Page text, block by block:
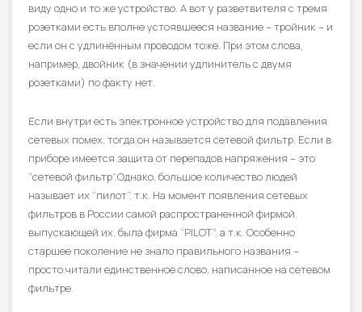
виду одно и то же устройство. А вот у разветвителя с тремя
розетками есть вполне устоявшееся название – тройник – и
если он с удлинённым проводом тоже. При этом слова,
например, двойник (в значении удлинитель с двумя
розетками) по факту нет.
Если внутри есть электронное устройство для подавления
сетевых помех, тогда он называется сетевой фильтр. Если в
приборе имеется защита от перепадов напряжения – это
“сетевой фильтр”.Однако, большое количество людей
называет их “пилот”, т.к. На момент появления сетевых
фильтров в России самой распространенной фирмой,
выпускающей их, была фирма “PILOT”, а т.к. Особенно
старшее поколение не знало правильного названия –
просто читали единственное слово, написанное на сетевом
фильтре.